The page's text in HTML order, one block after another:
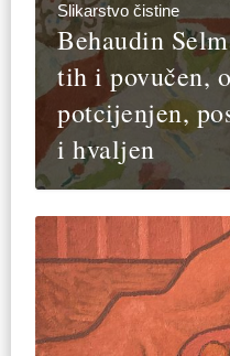
Slikarstvo čistine
Behaudin
tih i povučen,
potcijenjen,
i hvaljen